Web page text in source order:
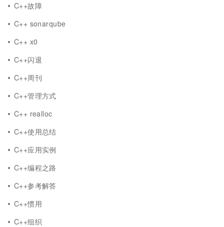
C++故障
C++ sonarqube
C++ x0
C++闪退
C++周刊
C++管理方式
C++ realloc
C++使用总结
C++应用实例
C++编程之路
C++参考解答
C++惯用
C++组织